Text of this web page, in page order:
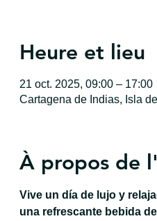
Heure et lieu
21 oct. 2025, 09:00 – 17:00
Cartagena de Indias, Isla
À propos de
Vive un día de lujo y
una refrescante bebida